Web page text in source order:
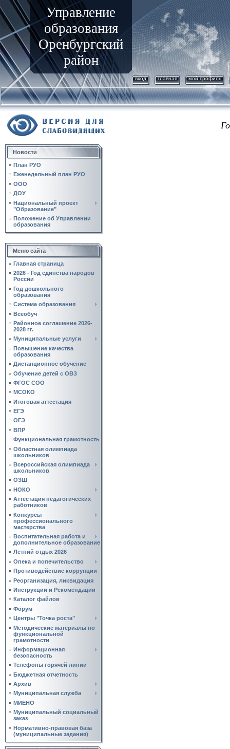
Управление
образования
Оренбургский
район
вход главная мой профиль
Новости
План РУО
Еженедельный план РУО
ООО
ДОУ
Национальный проект
"Образование"
Положение об Управлении
образования
Меню сайта
Главная страница
2026 - Год единства народов
России
Год дошкольного
образования
Система образования
Всеобуч
Районное соглашение 2026-
2028 гг.
Муниципальные услуги
Повышение качества
образования
Дистанционное обучение
Обучение детей с ОВЗ
ФГОС СОО
МСОКО
Итоговая аттестация
ЕГЭ
ОГЭ
ВПР
Функциональная грамотность
Областная олимпиада
школьников
Всероссийская олимпиада
школьников
ОЗШ
НОКО
Аттестация педагогических
работников
Конкурсы
профессионального
мастерства
Воспитательная работа и
дополнительное образование
Летний отдых 2026
Опека и попечительство
Противодействие коррупции
Реорганизация, ликвидация
Инструкции и Рекомендации
Каталог файлов
Форум
Центры "Точка роста"
Методические материалы по
функциональной
грамотности
Информационная
безопасность
Телефоны горячей линии
Бюджетная отчетность
Архив
Муниципальная служба
МИЕНО
Муниципальный социальный
заказ
Нормативно‑правовая база
(муниципальные задания)